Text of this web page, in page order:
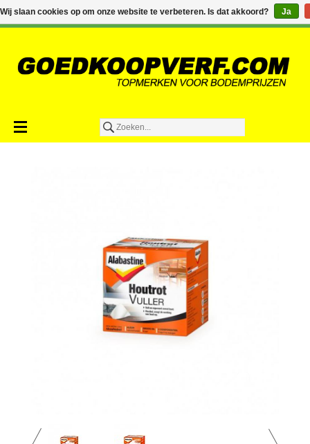
€0,00
Toevoegen aan winkelwagen
Wij slaan cookies op om onze website te verbeteren. Is dat akkoord? Ja